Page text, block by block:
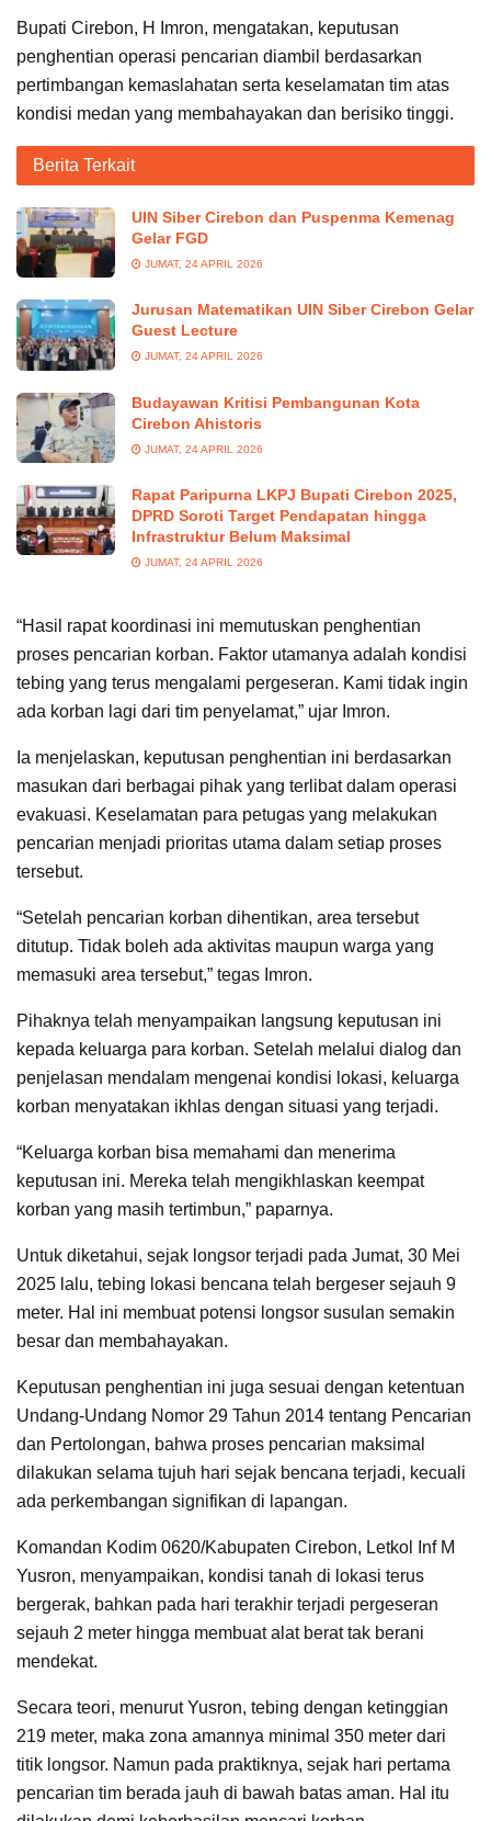
Bupati Cirebon, H Imron, mengatakan, keputusan
penghentian operasi pencarian diambil berdasarkan
pertimbangan kemaslahatan serta keselamatan tim atas
kondisi medan yang membahayakan dan berisiko tinggi.
Berita Terkait
UIN Siber Cirebon dan Puspenma Kemenag
Gelar FGD
JUMAT, 24 APRIL 2026
Jurusan Matematikan UIN Siber Cirebon Gelar
Guest Lecture
JUMAT, 24 APRIL 2026
Budayawan Kritisi Pembangunan Kota
Cirebon Ahistoris
JUMAT, 24 APRIL 2026
Rapat Paripurna LKPJ Bupati Cirebon 2025,
DPRD Soroti Target Pendapatan hingga
Infrastruktur Belum Maksimal
JUMAT, 24 APRIL 2026
“Hasil rapat koordinasi ini memutuskan penghentian
proses pencarian korban. Faktor utamanya adalah kondisi
tebing yang terus mengalami pergeseran. Kami tidak ingin
ada korban lagi dari tim penyelamat,” ujar Imron.
Ia menjelaskan, keputusan penghentian ini berdasarkan
masukan dari berbagai pihak yang terlibat dalam operasi
evakuasi. Keselamatan para petugas yang melakukan
pencarian menjadi prioritas utama dalam setiap proses
tersebut.
“Setelah pencarian korban dihentikan, area tersebut
ditutup. Tidak boleh ada aktivitas maupun warga yang
memasuki area tersebut,” tegas Imron.
Pihaknya telah menyampaikan langsung keputusan ini
kepada keluarga para korban. Setelah melalui dialog dan
penjelasan mendalam mengenai kondisi lokasi, keluarga
korban menyatakan ikhlas dengan situasi yang terjadi.
“Keluarga korban bisa memahami dan menerima
keputusan ini. Mereka telah mengikhlaskan keempat
korban yang masih tertimbun,” paparnya.
Untuk diketahui, sejak longsor terjadi pada Jumat, 30 Mei
2025 lalu, tebing lokasi bencana telah bergeser sejauh 9
meter. Hal ini membuat potensi longsor susulan semakin
besar dan membahayakan.
Keputusan penghentian ini juga sesuai dengan ketentuan
Undang-Undang Nomor 29 Tahun 2014 tentang Pencarian
dan Pertolongan, bahwa proses pencarian maksimal
dilakukan selama tujuh hari sejak bencana terjadi, kecuali
ada perkembangan signifikan di lapangan.
Komandan Kodim 0620/Kabupaten Cirebon, Letkol Inf M
Yusron, menyampaikan, kondisi tanah di lokasi terus
bergerak, bahkan pada hari terakhir terjadi pergeseran
sejauh 2 meter hingga membuat alat berat tak berani
mendekat.
Secara teori, menurut Yusron, tebing dengan ketinggian
219 meter, maka zona amannya minimal 350 meter dari
titik longsor. Namun pada praktiknya, sejak hari pertama
pencarian tim berada jauh di bawah batas aman. Hal itu